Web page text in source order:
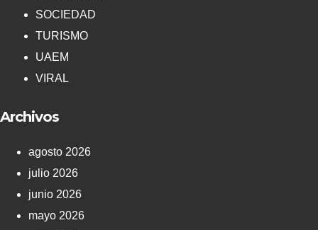
SOCIEDAD
TURISMO
UAEM
VIRAL
Archivos
agosto 2026
julio 2026
junio 2026
mayo 2026